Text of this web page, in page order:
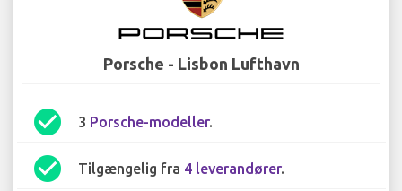
Porsche - Lisbon Lufthavn
check_circle 3 Porsche-modeller.
check_circle Tilgængelig fra 4 leverandører.